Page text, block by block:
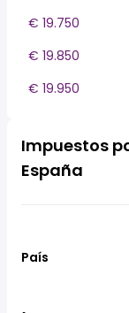
€ 19.750
€ 19.850
€ 19.950
Impuestos
España
País